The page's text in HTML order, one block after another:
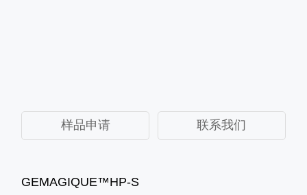
样品申请 联系我们
GEMAGIQUE™HP-S